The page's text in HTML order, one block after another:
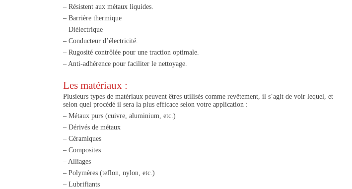
– Résistent aux métaux liquides.
– Barrière thermique
– Diélectrique
– Conducteur d’électricité.
– Rugosité contrôlée pour une traction optimale.
– Anti-adhérence pour faciliter le nettoyage.
Les matériaux :
Plusieurs types de matériaux peuvent êtres utilisés comme revêtement, il s’agit de voir lequel, et
selon quel procédé il sera la plus efficace selon votre application :
– Métaux purs (cuivre, aluminium, etc.)
– Dérivés de métaux
– Céramiques
– Composites
– Alliages
– Polymères (teflon, nylon, etc.)
– Lubrifiants